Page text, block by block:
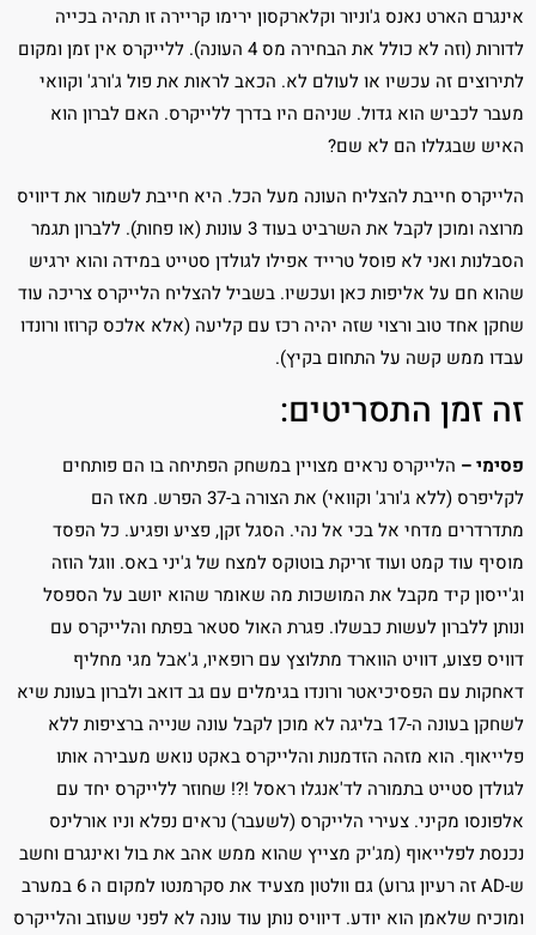
אינגרם הארט נאנס ג'וניור וקלארקסון ירימו קריירה זו תהיה בכייה
לדורות (וזה לא כולל את הבחירה מס 4 העונה). ללייקרס אין זמן ומקום
לתירוצים זה עכשיו או לעולם לא. הכאב לראות את פול ג'ורג' וקוואי
מעבר לכביש הוא גדול. שניהם היו בדרך ללייקרס. האם לברון הוא
האיש שבגללו הם לא שם?
הלייקרס חייבת להצליח העונה מעל הכל. היא חייבת לשמור את דיוויס
מרוצה ומוכן לקבל את השרביט בעוד 3 עונות (או פחות). ללברון תגמר
הסבלנות ואני לא פוסל טרייד אפילו לגולדן סטייט במידה והוא ירגיש
שהוא חם על אליפות כאן ועכשיו. בשביל להצליח הלייקרס צריכה עוד
שחקן אחד טוב ורצוי שזה יהיה רכז עם קליעה (אלא אלכס קרוזו ורונדו
עבדו ממש קשה על התחום בקיץ).
זה זמן התסריטים:
פסימי – הלייקרס נראים מצויין במשחק הפתיחה בו הם פותחים
לקליפרס (ללא ג'ורג' וקוואי) את הצורה ב-37 הפרש. מאז הם
מתדרדרים מדחי אל בכי אל נהי. הסגל זקן, פציע ופגיע. כל הפסד
מוסיף עוד קמט ועוד זריקת בוטוקס למצח של ג'יני באס. ווגל הוזה
וג'ייסון קיד מקבל את המושכות מה שאומר שהוא יושב על הספסל
ונותן ללברון לעשות כבשלו. פגרת האול סטאר בפתח והלייקרס עם
דוויס פצוע, דוויט הווארד מתלוצץ עם רופאיו, ג'אבל מגי מחליף
דאחקות עם הפסיכיאטר ורונדו בגימלים עם גב דואב ולברון בעונת שיא
לשחקן בעונה ה-17 בליגה לא מוכן לקבל עונה שנייה ברציפות ללא
פלייאוף. הוא מזהה הזדמנות והלייקרס באקט נואש מעבירה אותו
לגולדן סטייט בתמורה לד'אנגלו ראסל !?! שחוזר ללייקרס יחד עם
אלפונסו מקיני. צעירי הלייקרס (לשעבר) נראים נפלא וניו אורלינס
נכנסת לפלייאוף (מג'יק מצייץ שהוא ממש אהב את בול ואינגרם וחשב
ש-AD זה רעיון גרוע) גם וולטון מצעיד את סקרמנטו למקום ה 6 במערב
ומוכיח שלאמן הוא יודע. דיוויס נותן עוד עונה לא לפני שעוזב והלייקרס